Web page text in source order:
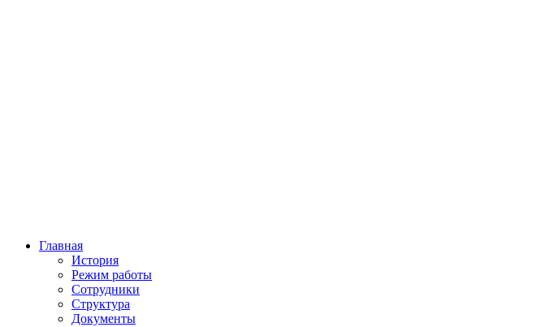
Главная
История
Режим работы
Сотрудники
Структура
Документы